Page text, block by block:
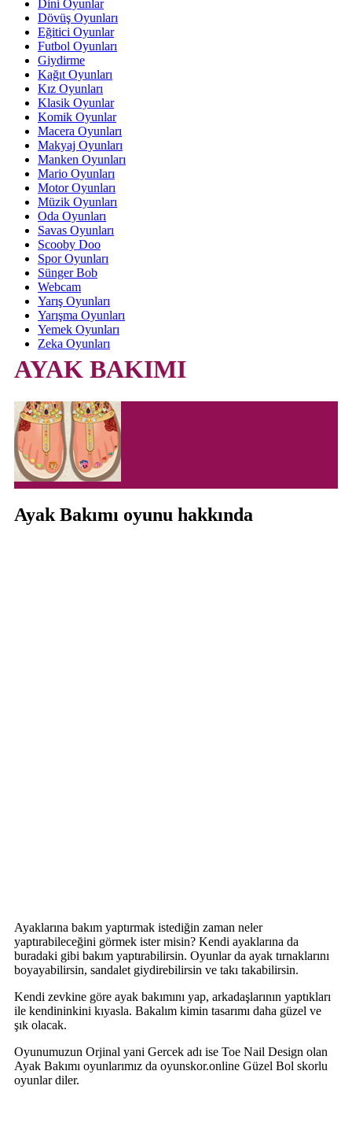
Dini Oyunlar
Dövüş Oyunları
Eğitici Oyunlar
Futbol Oyunları
Giydirme
Kağıt Oyunları
Kız Oyunları
Klasik Oyunlar
Komik Oyunlar
Macera Oyunları
Makyaj Oyunları
Manken Oyunları
Mario Oyunları
Motor Oyunları
Müzik Oyunları
Oda Oyunları
Savas Oyunları
Scooby Doo
Spor Oyunları
Sünger Bob
Webcam
Yarış Oyunları
Yarışma Oyunları
Yemek Oyunları
Zeka Oyunları
AYAK BAKIMI
Ayak Bakımı oyunu hakkında
Ayaklarına bakım yaptırmak istediğin zaman neler
yaptırabileceğini görmek ister misin? Kendi ayaklarına da
buradaki gibi bakım yaptırabilirsin. Oyunlar da ayak tırnaklarını
boyayabilirsin, sandalet giydirebilirsin ve takı takabilirsin.
Kendi zevkine göre ayak bakımını yap, arkadaşlarının yaptıkları
ile kendininkini kıyasla. Bakalım kimin tasarımı daha güzel ve
şık olacak.
Oyunumuzun Orjinal yani Gercek adı ise Toe Nail Design olan
Ayak Bakımı oyunlarımız da oyunskor.online Güzel Bol skorlu
oyunlar diler.